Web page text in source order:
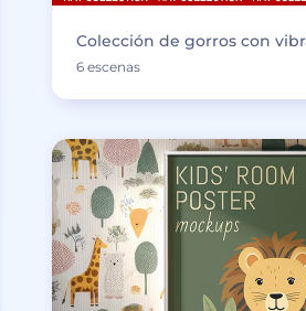
Colección de gorros con
6 escenas